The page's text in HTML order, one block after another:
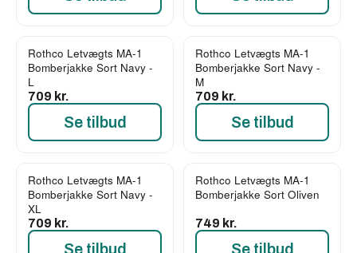
Rothco Letvægts MA-1
Bomberjakke Sort Navy -
L
709 kr.
Se tilbud
Rothco Letvægts MA-1
Bomberjakke Sort Navy -
M
709 kr.
Se tilbud
Rothco Letvægts MA-1
Bomberjakke Sort Navy -
XL
709 kr.
Se tilbud
Rothco Letvægts MA-1
Bomberjakke Sort Oliven
749 kr.
Se tilbud